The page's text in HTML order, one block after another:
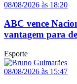
08/08/2026 às 18:20
ABC vence
vantagem para
Esporte
08/08/2026 às 15:47